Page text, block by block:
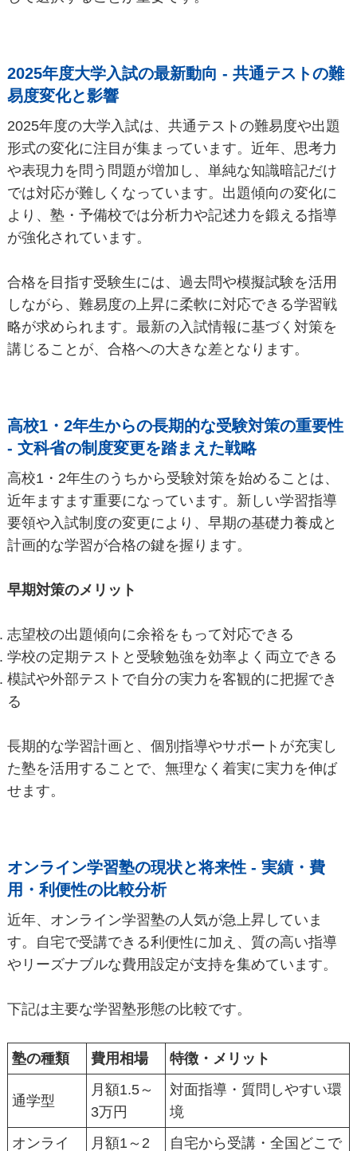
2025年度大学入試の最新動向 - 共通テストの難
易度変化と影響
2025年度の大学入試は、共通テストの難易度や出題
形式の変化に注目が集まっています。近年、思考力
や表現力を問う問題が増加し、単純な知識暗記だけ
では対応が難しくなっています。出題傾向の変化に
より、塾・予備校では分析力や記述力を鍛える指導
が強化されています。
合格を目指す受験生には、過去問や模擬試験を活用
しながら、難易度の上昇に柔軟に対応できる学習戦
略が求められます。最新の入試情報に基づく対策を
講じることが、合格への大きな差となります。
高校1・2年生からの長期的な受験対策の重要性
- 文科省の制度変更を踏まえた戦略
高校1・2年生のうちから受験対策を始めることは、
近年ますます重要になっています。新しい学習指導
要領や入試制度の変更により、早期の基礎力養成と
計画的な学習が合格の鍵を握ります。
早期対策のメリット
志望校の出題傾向に余裕をもって対応できる
学校の定期テストと受験勉強を効率よく両立できる
模試や外部テストで自分の実力を客観的に把握でき
る
長期的な学習計画と、個別指導やサポートが充実し
た塾を活用することで、無理なく着実に実力を伸ば
せます。
オンライン学習塾の現状と将来性 - 実績・費
用・利便性の比較分析
近年、オンライン学習塾の人気が急上昇していま
す。自宅で受講できる利便性に加え、質の高い指導
やリーズナブルな費用設定が支持を集めています。
下記は主要な学習塾形態の比較です。
塾の種類 費用相場 特徴・メリット
通学型
月額1.5～
3万円
対面指導・質問しやすい環
境
オンライ
月額1～2
自宅から受講・全国どこで